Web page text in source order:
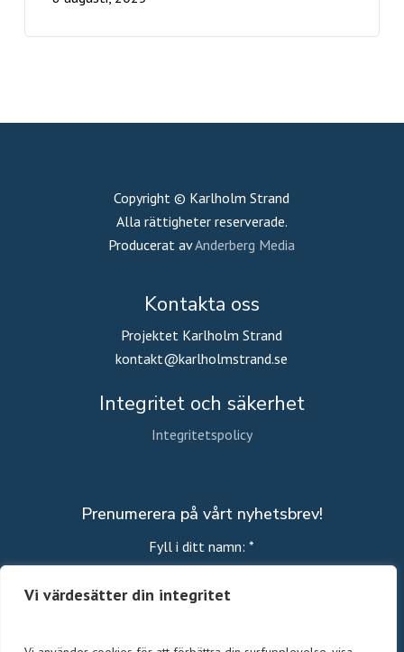
Vi värdesätter din integritet
Copyright © Karlholm Strand
Alla rättigheter reserverade.
Producerat avAnderberg Media
Kontakta oss
Projektet Karlholm Strand
kontakt@karlholmstrand.se
Integritet och säkerhet
Integritetspolicy
Prenumerera på vårt nyhetsbrev!
Fyll i ditt namn:*